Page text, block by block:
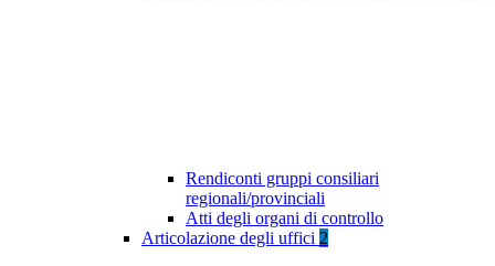
Rendiconti gruppi consiliari
regionali/provinciali
Atti degli organi di controllo
Articolazione degli uffici 2